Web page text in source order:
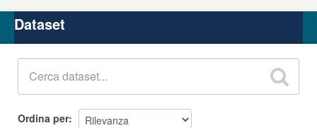
Organizzazioni
Gruppi
Dataset
Ordina per